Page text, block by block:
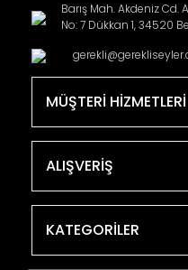
Barış Mah. Akdeniz
No: 7 Dükkan 1, 34520
MÜŞTERİ HİZMETLERİ
ALIŞVERİŞ
KATEGORİLER